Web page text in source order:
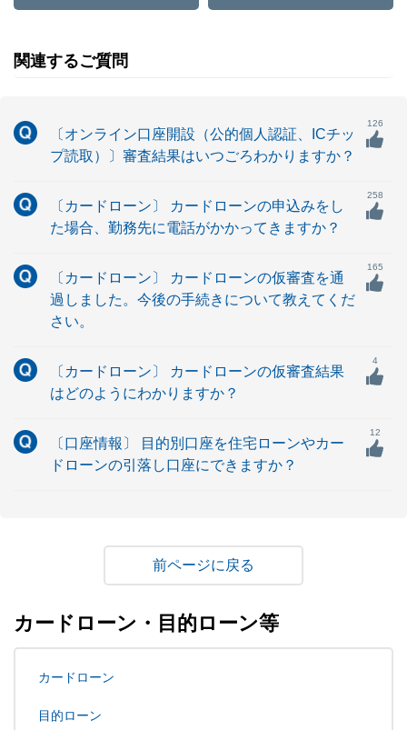
関連するご質問
〔オンライン口座開設（公的個人認証、ICチッ
プ読取）〕審査結果はいつごろわかりますか？
126
〔カードローン〕 カードローンの申込みをし
た場合、勤務先に電話がかかってきますか？
258
〔カードローン〕 カードローンの仮審査を通
過しました。今後の手続きについて教えてくだ
さい。
165
〔カードローン〕 カードローンの仮審査結果
はどのようにわかりますか？
4
〔口座情報〕 目的別口座を住宅ローンやカー
ドローンの引落し口座にできますか？
12
戻る
カードローン・目的ローン等
カードローン
目的ローン